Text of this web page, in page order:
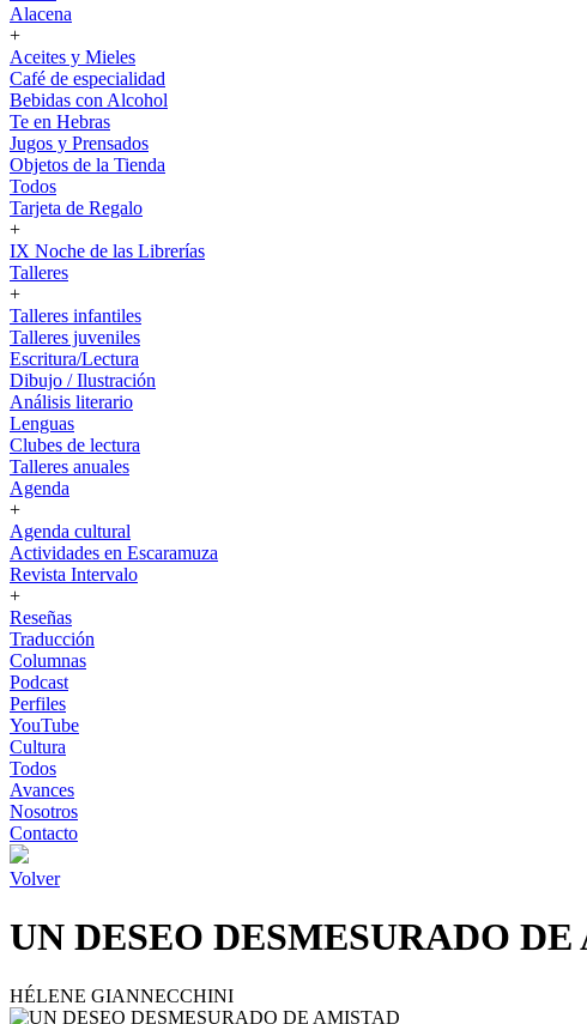
Alacena
+
Aceites y Mieles
Café de especialidad
Bebidas con Alcohol
Te en Hebras
Jugos y Prensados
Objetos de la Tienda
Todos
Tarjeta de Regalo
+
IX Noche de las Librerías
Talleres
+
Talleres infantiles
Talleres juveniles
Escritura/Lectura
Dibujo / Ilustración
Análisis literario
Lenguas
Clubes de lectura
Talleres anuales
Agenda
+
Agenda cultural
Actividades en Escaramuza
Revista Intervalo
+
Reseñas
Traducción
Columnas
Podcast
Perfiles
YouTube
Cultura
Todos
Avances
Nosotros
Contacto
Volver
UN DESEO DESMESURADO
HÉLENE GIANNECCHINI